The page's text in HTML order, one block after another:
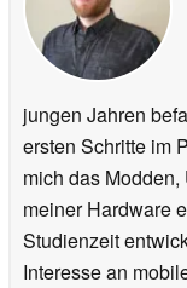
jungen Jahren
ersten Schritte im
mich das
meiner Hardware
Studienzeit
Interesse an